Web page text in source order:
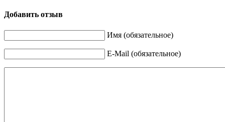
Добавить отзыв
Имя (обязательное)
E-Mail (обязательное)